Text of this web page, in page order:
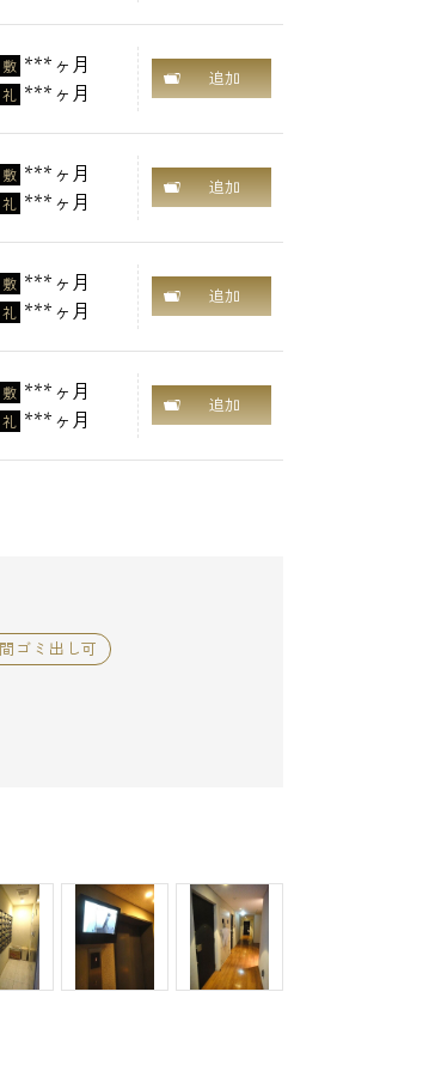
敷 ***ヶ月
礼 ***ヶ月
追加
敷 ***ヶ月
礼 ***ヶ月
追加
敷 ***ヶ月
礼 ***ヶ月
追加
敷 ***ヶ月
礼 ***ヶ月
追加
ゴミ出し可